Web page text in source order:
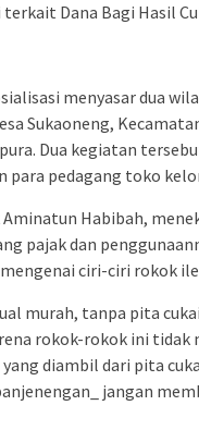
Dana Bagi Hasil
menyasar dua
Sukaoneng,
Dua kegiatan
para pedagang toko
Aminatun Habibah,
pajak dan
ciri-ciri rokok
murah, tanpa pita
rokok-rokok ini tidak
yang diambil dari pita
jangan